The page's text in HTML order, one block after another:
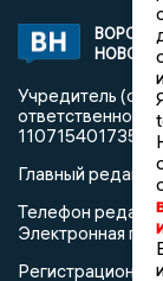
Учредитель
1107154017354)
Главный
Телефон
Электронная